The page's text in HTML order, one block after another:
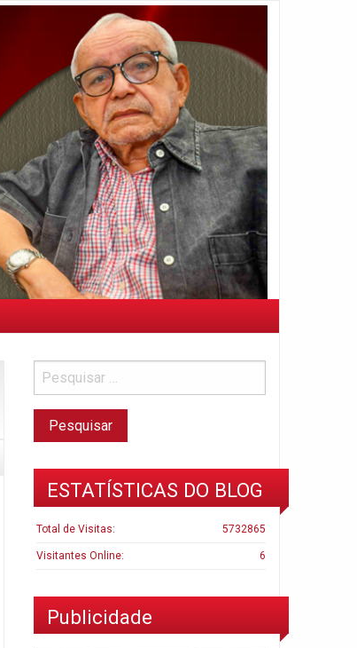
ESTATÍSTICAS DO BLOG
5732865
Total de Visitas:
6
Visitantes Online:
Publicidade